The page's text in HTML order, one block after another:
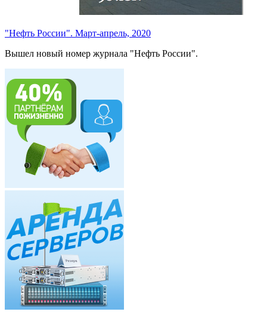
"Нефть России". Март-апрель, 2020
Вышел новый номер журнала "Нефть России".